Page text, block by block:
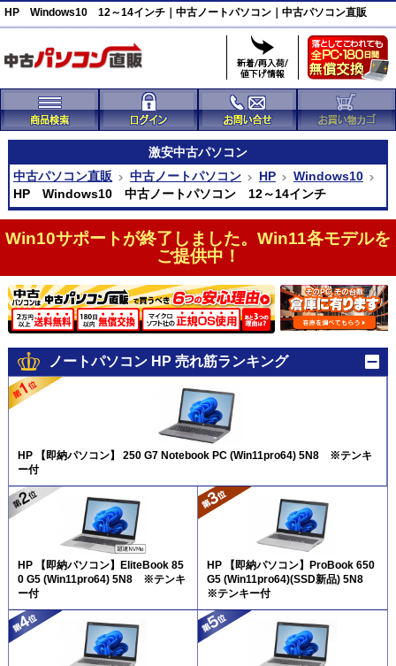
HP Windows10 12～14インチ｜中古ノートパソコン｜中古パソコン直販
激安中古パソコン
中古パソコン直販
中古ノートパソコン HP
Windows10
HP Windows10 中古ノートパソコン 12～14インチ
Win10サポートが終了しました。Win11各モデルを
ご提供中！
ノートパソコン HP 売れ筋ランキング
HP 【即納パソコン】 250 G7 Notebook PC (Win11pro64) 5N8 ※テンキ
ー付
HP 【即納パソコン】EliteBook 85
0 G5 (Win11pro64) 5N8 ※テンキ
ー付
HP 【即納パソコン】ProBook 650
G5 (Win11pro64)(SSD新品) 5N8
※テンキー付